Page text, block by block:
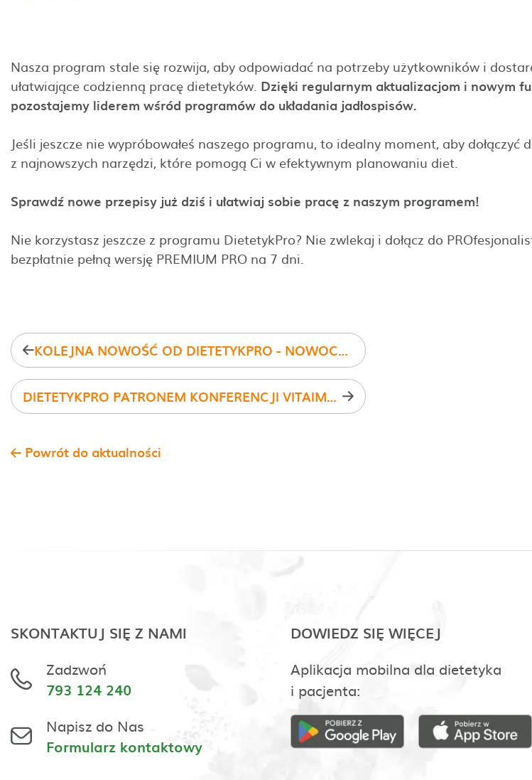
Nasza program stale się rozwija, aby odpowiadać na potrzeby użytkowników i
ułatwiające codzienną pracę dietetyków. Dzięki regularnym aktualizacjom i nowym
pozostajemy liderem wśród programów do układania jadłospisów.
Jeśli jeszcze nie wypróbowałeś naszego programu, to idealny moment, aby dołączyć
z najnowszych narzędzi, które pomogą Ci w efektywnym planowaniu diet.
Sprawdź nowe przepisy już dziś i ułatwiaj sobie pracę z naszym programem!
Nie korzystasz jeszcze z programu DietetykPro? Nie zwlekaj i dołącz do
bezpłatnie pełną wersję PREMIUM PRO na 7 dni.
KOLEJNA NOWOŚĆ OD DIETETYKPRO - NOWOCZESNY CZAT I POWIADOMIENIA W APLIKACJI DIETETYKA
DIETETYKPRO PATRONEM KONFERENCJI VITAIMMUN 2025!
Powrót do aktualności
SKONTAKTUJ SIĘ Z NAMI
Zadzwoń
793 124 240
Napisz do Nas
Formularz kontaktowy
DOWIEDZ SIĘ WIĘCEJ
Aplikacja mobilna dla dietetyka
i pacjenta: